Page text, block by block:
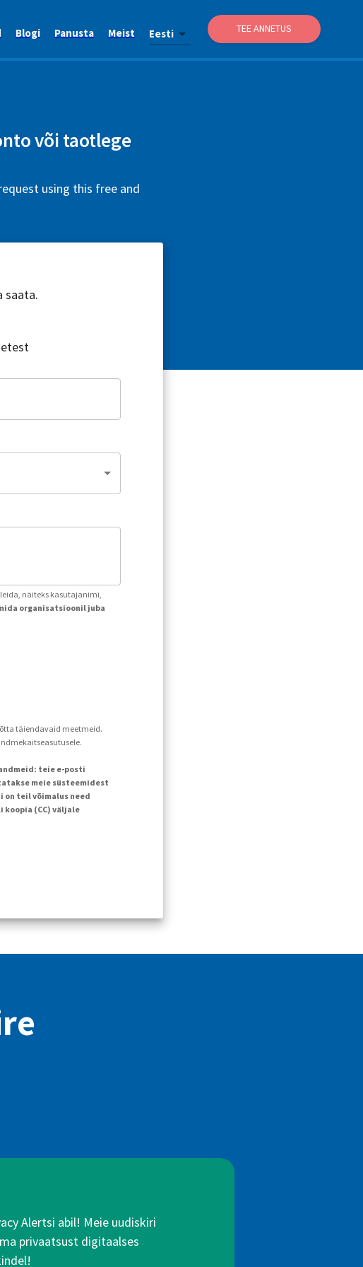
Blogi Panusta Meist Eesti TEE ANNETUS
või taotlege
using this free and
saata.
näiteks kasutajanimi,
organisatsioonil juba
täiendavaid meetmeid.
teie e-posti
meie süsteemidest
teil võimalus need
(CC) väljale
Alertsi abil! Meie uudiskiri
privaatsust digitaalses